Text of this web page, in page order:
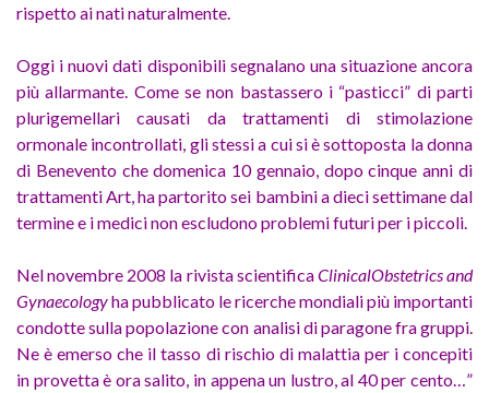
rispetto ai nati naturalmente.
Oggi i nuovi dati disponibili segnalano una situazione ancora
più allarmante. Come se non bastassero i “pasticci” di parti
plurigemellari causati da trattamenti di stimolazione
ormonale incontrollati, gli stessi a cui si è sottoposta la donna
di Benevento che domenica 10 gennaio, dopo cinque anni di
trattamenti Art, ha partorito sei bambini a dieci settimane dal
termine e i medici non escludono problemi futuri per i piccoli.
Nel novembre 2008 la rivista scientificaClinicalObstetrics and
Gynaecologyha pubblicato le ricerche mondiali più importanti
condotte sulla popolazione con analisi di paragone fra gruppi.
Ne è emerso che il tasso di rischio di malattia per i concepiti
in provetta è ora salito, in appena un lustro, al 40 per cento…”